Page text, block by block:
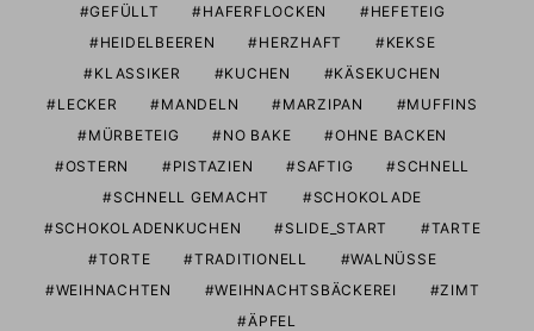
GEFÜLLT
HAFERFLOCKEN
HEFETEIG
HEIDELBEEREN
HERZHAFT
KEKSE
KLASSIKER
KUCHEN
KÄSEKUCHEN
LECKER
MANDELN MARZIPAN
MUFFINS
MÜRBETEIG
NO BAKE
OHNE BACKEN
OSTERN
PISTAZIEN SAFTIG
SCHNELL
SCHNELL GEMACHT
SCHOKOLADE
SCHOKOLADENKUCHEN
SLIDE_START
TARTE
TORTE
TRADITIONELL
WALNÜSSE
WEIHNACHTEN
WEIHNACHTSBÄCKEREI
ZIMT
ÄPFEL